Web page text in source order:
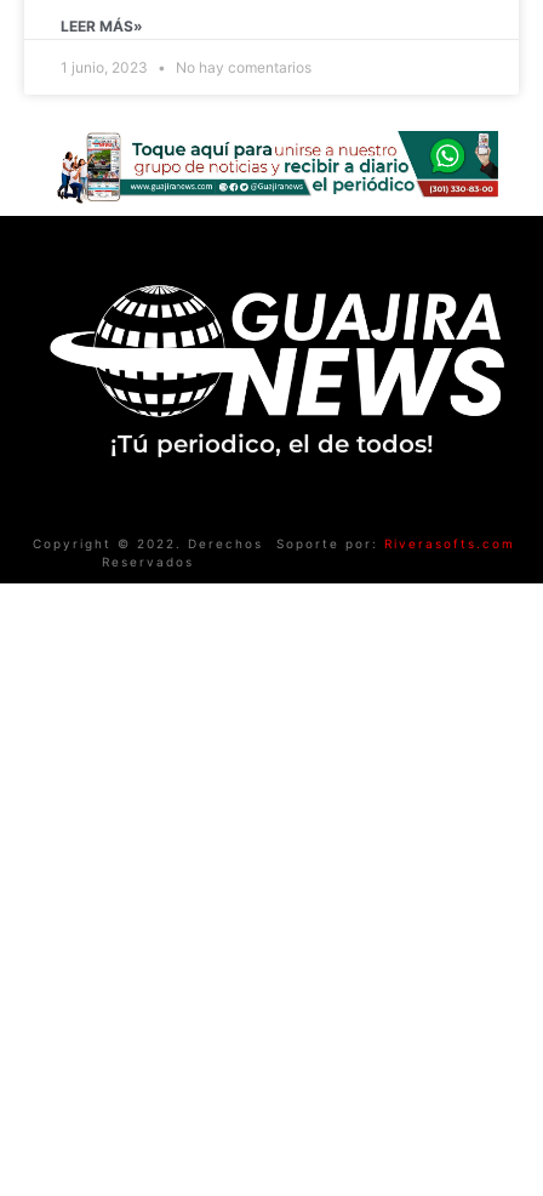
LEER MÁS»
1 junio, 2023 No hay comentarios
¡Tú periodico, el de todos!
Copyright © 2022. Derechos
Reservados
Soporte por: Riverasofts.com